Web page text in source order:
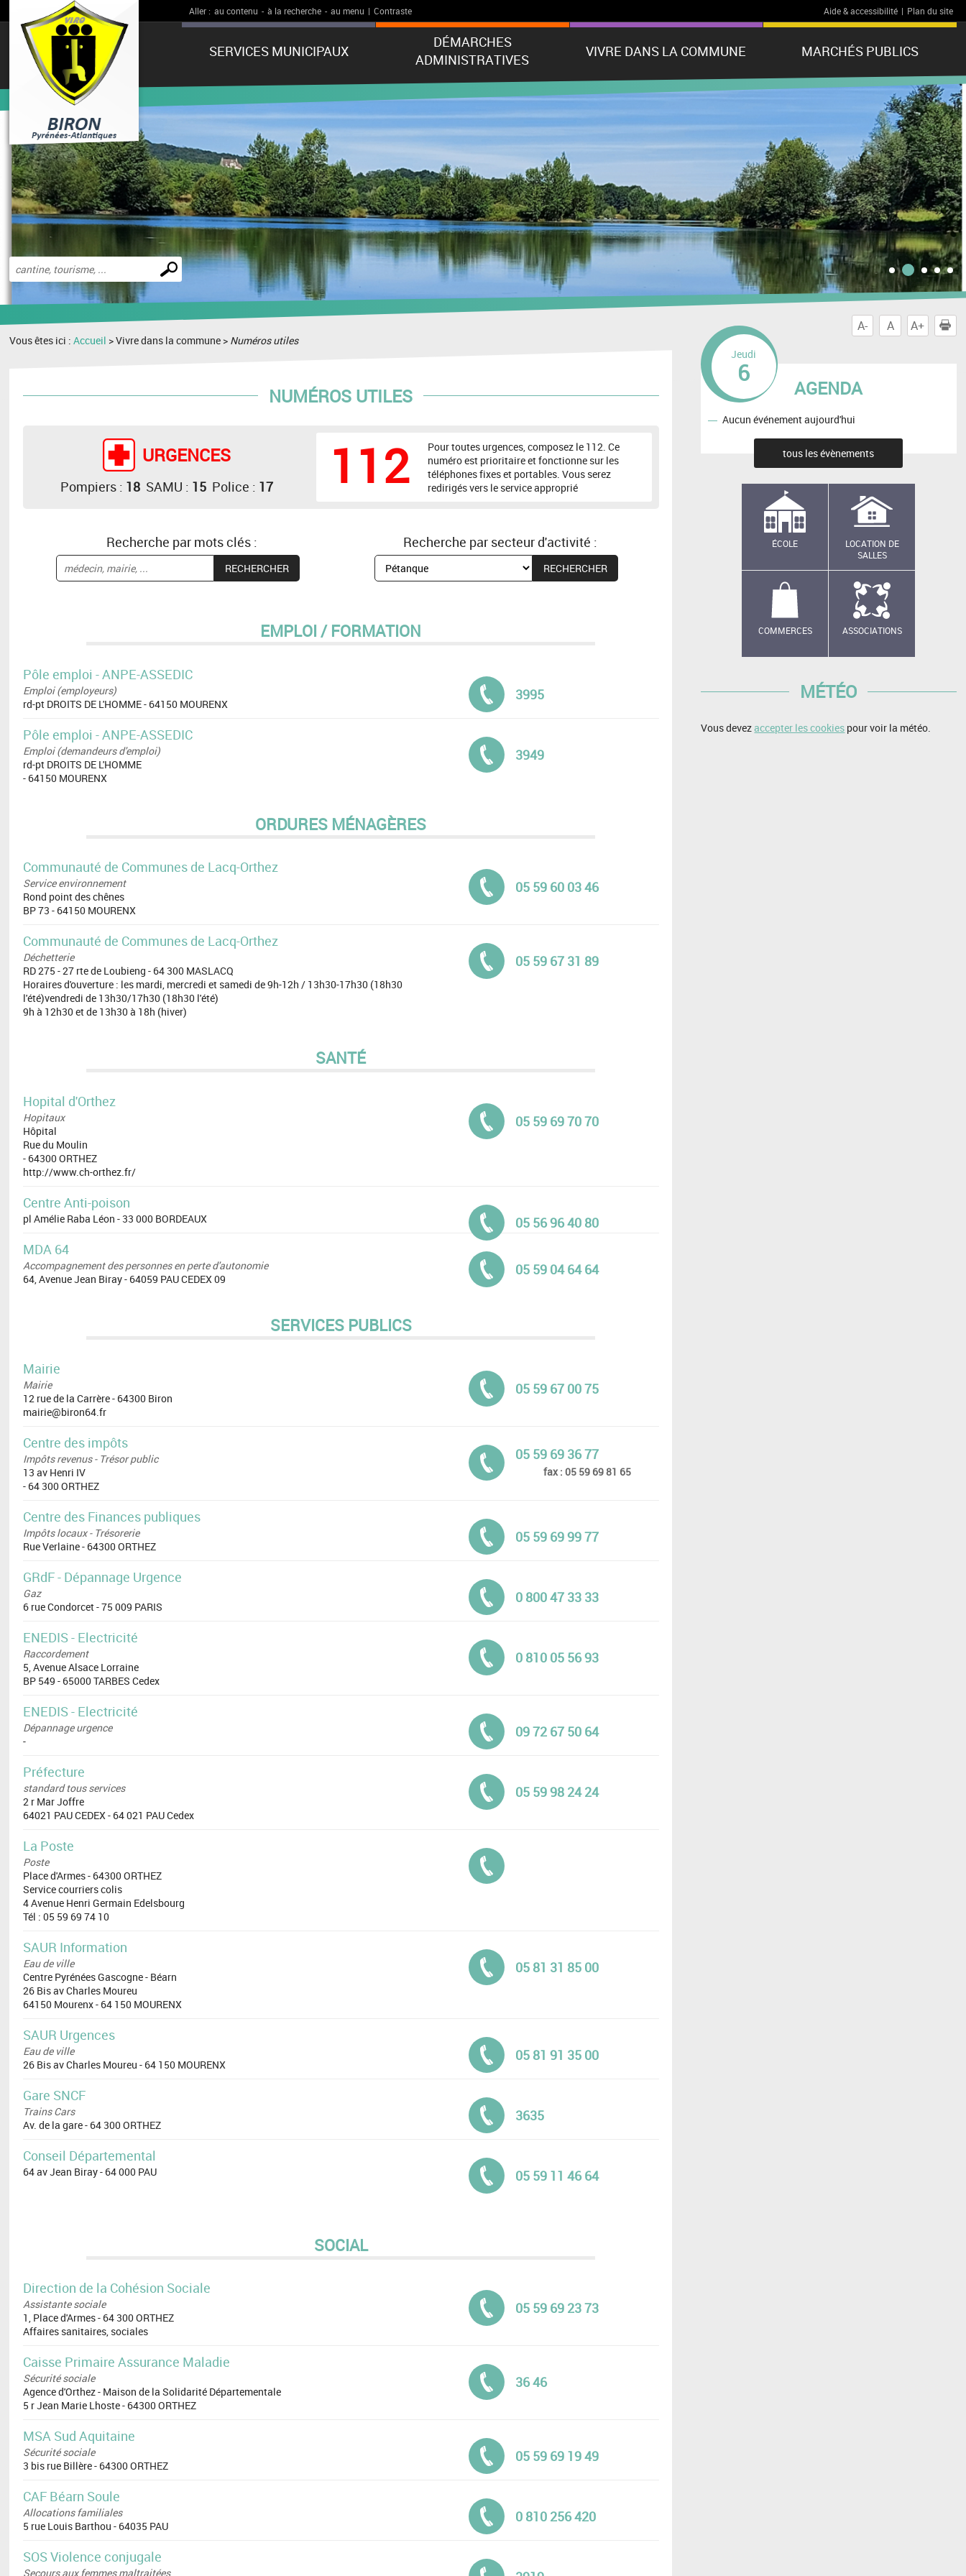
Aller : au contenu - à la recherche - au menu | Contraste Aide & accessibilité | Plan du site
SERVICES MUNICIPAUX
DÉMARCHES
ADMINISTRATIVES
VIVRE DANS LA COMMUNE MARCHÉS PUBLICS
Effectuer
une
recherche
A- A A+
Vous êtes ici :Accueil > Vivre dans la commune > Numéros utiles
NUMÉROS UTILES
URGENCES
Pompiers : 18 SAMU : 15 Police : 17 112
Pour toutes urgences, composez le 112. Ce
numéro est prioritaire et fonctionne sur les
téléphones fixes et portables. Vous serez
redirigés vers le service approprié
Recherche par mots clés : Recherche par secteur d'activité :
EMPLOI / FORMATION
Pôle emploi - ANPE-ASSEDIC
Emploi (employeurs)
rd-pt DROITS DE L'HOMME - 64150 MOURENX
3995
Pôle emploi - ANPE-ASSEDIC
Emploi (demandeurs d'emploi)
rd-pt DROITS DE L'HOMME
- 64150 MOURENX
3949
ORDURES MÉNAGÈRES
Communauté de Communes de Lacq-Orthez
Service environnement
Rond point des chênes
BP 73 - 64150 MOURENX
05 59 60 03 46
Communauté de Communes de Lacq-Orthez
Déchetterie
RD 275 - 27 rte de Loubieng - 64 300 MASLACQ
Horaires d'ouverture : les mardi, mercredi et samedi de 9h-12h / 13h30-17h30 (18h30
l'été)vendredi de 13h30/17h30 (18h30 l'été)
9h à 12h30 et de 13h30 à 18h (hiver)
05 59 67 31 89
SANTÉ
Hopital d'Orthez
Hopitaux
Hôpital
Rue du Moulin
- 64300 ORTHEZ
http://www.ch-orthez.fr/
05 59 69 70 70
Centre Anti-poison
pl Amélie Raba Léon - 33 000 BORDEAUX
05 56 96 40 80
MDA 64
Accompagnement des personnes en perte d'autonomie
64, Avenue Jean Biray - 64059 PAU CEDEX 09
05 59 04 64 64
SERVICES PUBLICS
Mairie
Mairie
12 rue de la Carrère - 64300 Biron
mairie@biron64.fr
05 59 67 00 75
Centre des impôts
Impôts revenus - Trésor public
13 av Henri IV
- 64 300 ORTHEZ
Tél. :
05 59 69 36 77
fax : 05 59 69 81 65
Centre des Finances publiques
Impôts locaux - Trésorerie
Rue Verlaine - 64300 ORTHEZ
05 59 69 99 77
GRdF - Dépannage Urgence
Gaz
6 rue Condorcet - 75 009 PARIS
0 800 47 33 33
ENEDIS - Electricité
Raccordement
5, Avenue Alsace Lorraine
BP 549 - 65000 TARBES Cedex
0 810 05 56 93
ENEDIS - Electricité
Dépannage urgence
-
09 72 67 50 64
Préfecture
standard tous services
2 r Mar Joffre
64021 PAU CEDEX - 64 021 PAU Cedex
05 59 98 24 24
La Poste
Poste
Place d'Armes - 64300 ORTHEZ
Service courriers colis
4 Avenue Henri Germain Edelsbourg
Tél : 05 59 69 74 10
SAUR Information
Eau de ville
Centre Pyrénées Gascogne - Béarn
26 Bis av Charles Moureu
64150 Mourenx - 64 150 MOURENX
05 81 31 85 00
SAUR Urgences
Eau de ville
26 Bis av Charles Moureu - 64 150 MOURENX
05 81 91 35 00
Gare SNCF
Trains Cars
Av. de la gare - 64 300 ORTHEZ
3635
Conseil Départemental
64 av Jean Biray - 64 000 PAU 05 59 11 46 64
SOCIAL
Direction de la Cohésion Sociale
Assistante sociale
1, Place d'Armes - 64 300 ORTHEZ
Affaires sanitaires, sociales
05 59 69 23 73
Caisse Primaire Assurance Maladie
Sécurité sociale
Agence d'Orthez - Maison de la Solidarité Départementale
5 r Jean Marie Lhoste - 64300 ORTHEZ
36 46
MSA Sud Aquitaine
Sécurité sociale
3 bis rue Billère - 64300 ORTHEZ
05 59 69 19 49
CAF Béarn Soule
Allocations familiales
5 rue Louis Barthou - 64035 PAU
0 810 256 420
SOS Violence conjugale
Secours aux femmes maltraitées
AGENDA
Jeudi
6
Aucun événement aujourd'hui
tous les évènements
ÉCOLE
LOCATION DE
SALLES
COMMERCES ASSOCIATIONS
MÉTÉO
Vous devezaccepter les cookies pour voir la météo.